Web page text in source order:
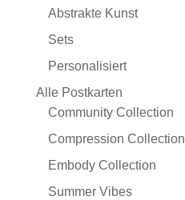
Abstrakte Kunst
Sets
Personalisiert
Alle Postkarten
Community Collection
Compression Collection
Embody Collection
Summer Vibes